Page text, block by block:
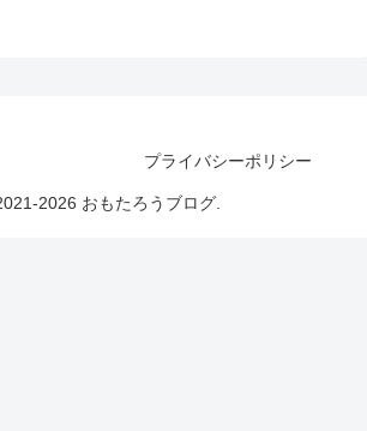
プライバシーポリシー
2026 おもたろうブログ.